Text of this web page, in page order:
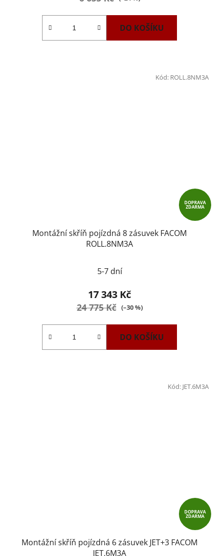
DO KOŠÍKU
DOPRAVA
ZDARMA
Montážní skříň pojízdná 8 zásuvek FACOM
ROLL.8NM3A
5-7 dní
17 343 Kč
24 775 Kč (–30 %)
DO KOŠÍKU
Kód: ROLL.8NM3A
DOPRAVA
ZDARMA
Montážní skříň pojízdná 6 zásuvek JET+3 FACOM
JET.6M3A
Kód: JET.6M3A